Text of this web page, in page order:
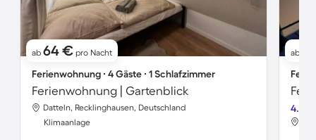
ab 64 € pro Nacht
Ferienwohnung ∙ 4 Gäste ∙ 1 Schlafzimmer
Ferienwohnung | Gartenblick
Datteln, Recklinghausen, Deutschland
Klimaanlage
ab
4.0